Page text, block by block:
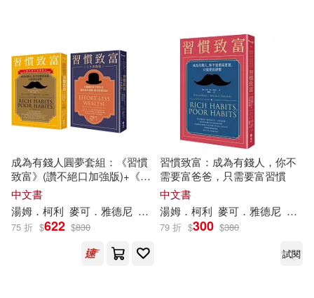
出版社 (可複選)
遠流(5)
配送方式 (可複選)
可超商取貨(4) 可海外宅配(4)
可港澳店取(4)
成為有錢人圓夢套組：《習慣
致富》(讚不絕口加強版)+《習
慣致富 人生實踐版》
中文書
湯姆 ． 柯利 麥可 ．雅德尼 楊馥嘉 羅耀宗
75 折 $622 $830
習慣致富：成為有錢人，你不
需要富爸爸，只需要富習慣
中文書
湯姆 ． 柯利 麥可 ．雅德尼 羅耀
79 折 $300 $380
試閱